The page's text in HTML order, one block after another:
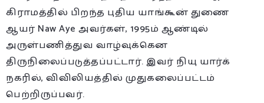
கிராமத்தில் பிறந்த புதிய யாங்கூன் துணை
ஆயர் Naw Aye அவர்கள், 1995ம் ஆண்டில்
அருள்பணித்துவ வாழ்வுக்கென
திருநிலைப்படுத்தப்பட்டார். இவர் நியு யார்க்
நகரில், விவிலியத்தில் முதுகலைப்பட்டம்
பெற்றிருப்பவர்.